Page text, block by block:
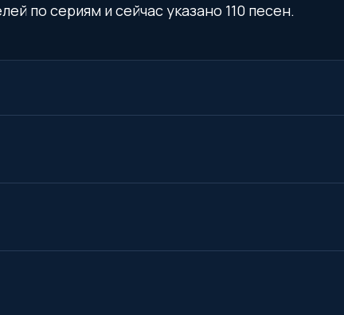
по сериям и сейчас указано 110 песен.